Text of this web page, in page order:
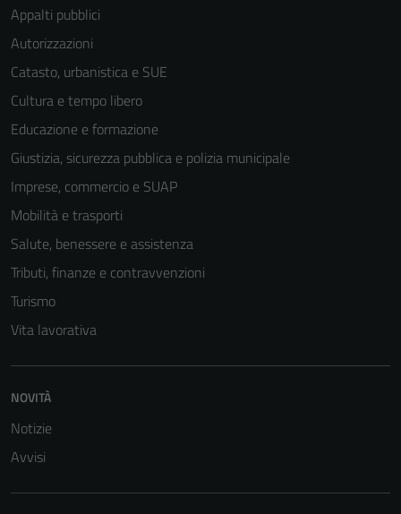
Appalti pubblici
Autorizzazioni
Catasto, urbanistica e SUE
Cultura e tempo libero
Educazione e formazione
Giustizia, sicurezza pubblica e polizia municipale
Imprese, commercio e SUAP
Mobilità e trasporti
Salute, benessere e assistenza
Tributi, finanze e contravvenzioni
Turismo
Vita lavorativa
NOVITÀ
Notizie
Avvisi